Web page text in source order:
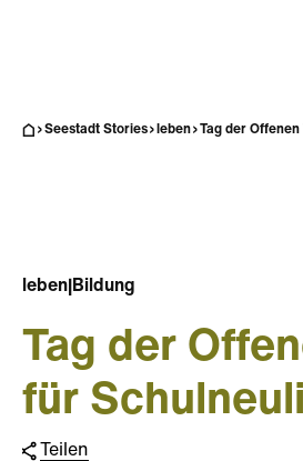
Seestadt Stories leben Tag der
leben Bildung
Tag der
für
Teilen